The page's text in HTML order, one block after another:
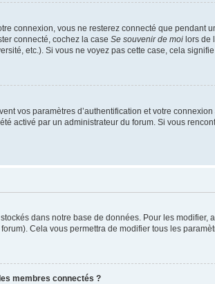
connexion, vous ne resterez connecté que pendant
connecté, cochez la case Se souvenir de moi lors de
etc.). Si vous ne voyez pas cette case, cela
vos paramètres d’authentification et votre
activé par un administrateur du forum. Si vous
dans notre base de données. Pour les modifier,
Cela vous permettra de modifier tous les
membres connectés ?